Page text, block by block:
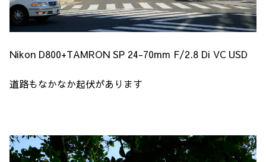
Nikon D800+TAMRON SP 24-70mm F/2.8 Di VC USD
道路もなかなか起伏があります